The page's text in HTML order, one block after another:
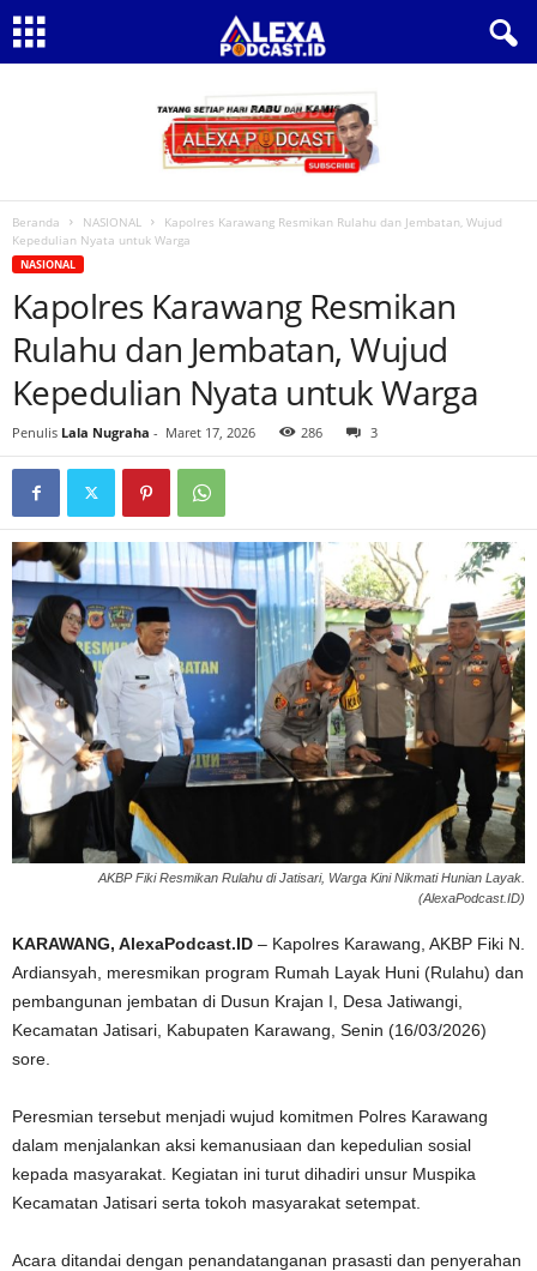
Beranda NASIONAL
Kapolres Karawang Resmikan Rulahu dan Jembatan, Wujud
Kepedulian Nyata untuk Warga
NASIONAL
Kapolres Karawang Resmikan
Rulahu dan Jembatan, Wujud
Kepedulian Nyata untuk Warga
Penulis Lala Nugraha - Maret 17, 2026 286 3
AKBP Fiki Resmikan Rulahu di Jatisari, Warga Kini Nikmati Hunian Layak.
(AlexaPodcast.ID)
KARAWANG, AlexaPodcast.ID – Kapolres Karawang, AKBP Fiki N.
Ardiansyah, meresmikan program Rumah Layak Huni (Rulahu) dan
pembangunan jembatan di Dusun Krajan I, Desa Jatiwangi,
Kecamatan Jatisari, Kabupaten Karawang, Senin (16/03/2026)
sore.
‎Peresmian tersebut menjadi wujud komitmen Polres Karawang
dalam menjalankan aksi kemanusiaan dan kepedulian sosial
kepada masyarakat. Kegiatan ini turut dihadiri unsur Muspika
Kecamatan Jatisari serta tokoh masyarakat setempat.
‎Acara ditandai dengan penandatanganan prasasti dan penyerahan